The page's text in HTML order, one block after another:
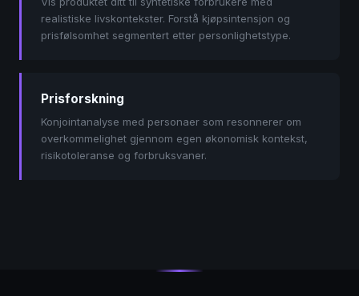
realistiske livskontekster. Forstå kjøpsintensjon og
prisfølsomhet segmentert etter personlighetstype.
Prisforskning
Konjointanalyse med personaer som resonnerer om
overkommelighet gjennom egen økonomisk kontekst,
risikotoleranse og forbruksvaner.